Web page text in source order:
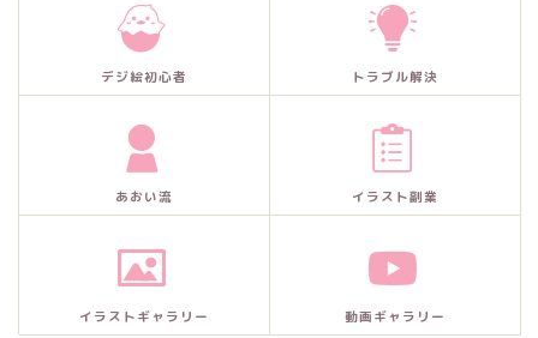
デジ絵初心者 トラブル解決
あおい流 イラスト副業
イラストギャラリー 動画ギャラリー